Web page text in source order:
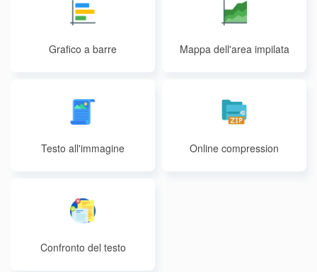
Grafico a barre Mappa dell'area impilata
Testo all'immagine Online compression
Confronto del testo